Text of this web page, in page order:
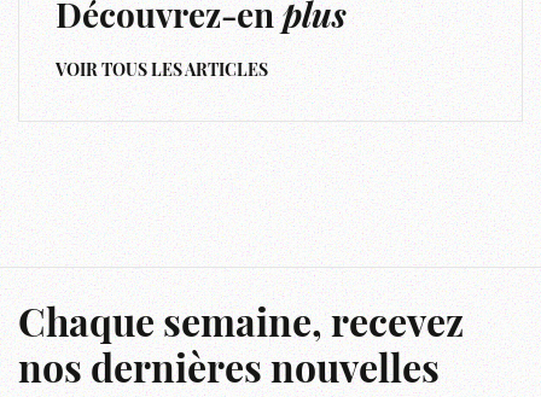
Découvrez-enplus
VOIR TOUS LES ARTICLES
Chaque semaine, recevez
nos dernières nouvelles